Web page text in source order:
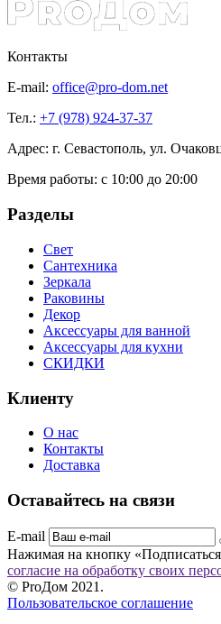
Контакты
E-mail: office@pro-dom.net
Тел.: +7 (978) 924-37-37
Адрес: г. Севастополь, ул.
Время работы: с 10:00 до 20:00
Разделы
Свет
Сантехника
Зеркала
Раковины
Декор
Аксессуары для ванной
Аксессуары для кухни
СКИДКИ
Клиенту
О нас
Контакты
Доставка
Оставайтесь на связи
E-mail
Нажимая на кнопку
согласие на обработку своих
© ProДом 2021.
Пользовательское соглашение